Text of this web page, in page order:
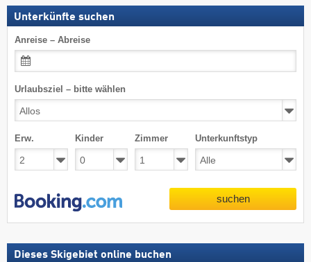
Unterkünfte suchen
Anreise – Abreise
Urlaubsziel – bitte wählen
Erw. Kinder Zimmer Unterkunftstyp
suchen
Dieses Skigebiet online buchen